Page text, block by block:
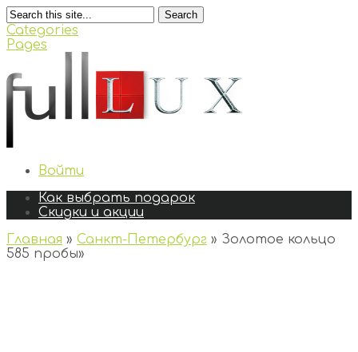
Search
Categories
Pages
Войти
Как выбрать подарок
Скидки и акции
Главная » Санкт-Петербург » Золотое кольцо
585 пробы»